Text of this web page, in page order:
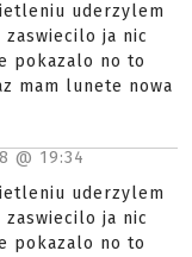
uderzylem
ja nic
pokazalo no to
mam lunete nowa
@ 19:34
uderzylem
ja nic
pokazalo no to